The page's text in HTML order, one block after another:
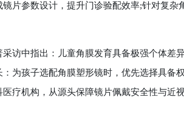
片参数设计，提升门诊验配效率;针对复
中指出：儿童角膜发育具备极强个体差
为孩子选配角膜塑形镜时，优先选择具备
疗机构，从源头保障镜片佩戴安全性与近